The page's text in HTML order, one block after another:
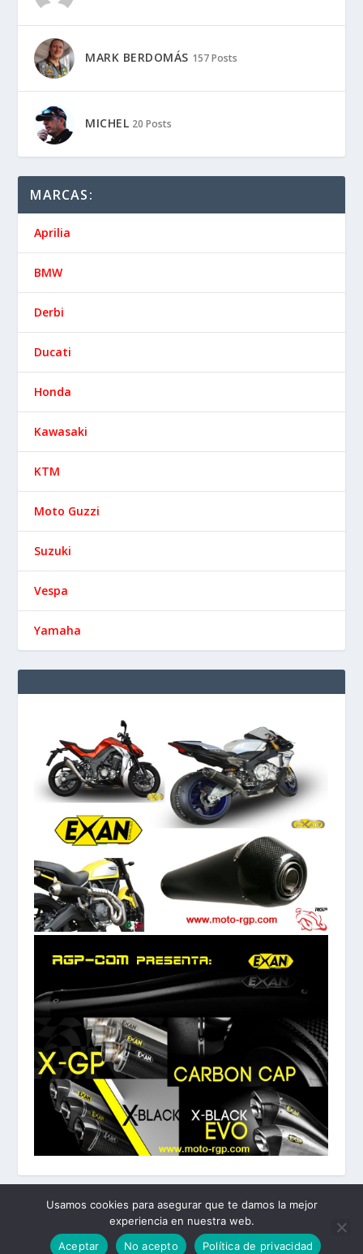
MARK BERDOMÁS 157 Posts
MICHEL 20 Posts
MARCAS:
Aprilia
BMW
Derbi
Ducati
Honda
Kawasaki
KTM
Moto Guzzi
Suzuki
Vespa
Yamaha
Elegant Themes| Desarrollado por WordPress
Usamos cookies para asegurar que te damos la mejor
experiencia en nuestra web.
Aceptar
No acepto Política de privacidad